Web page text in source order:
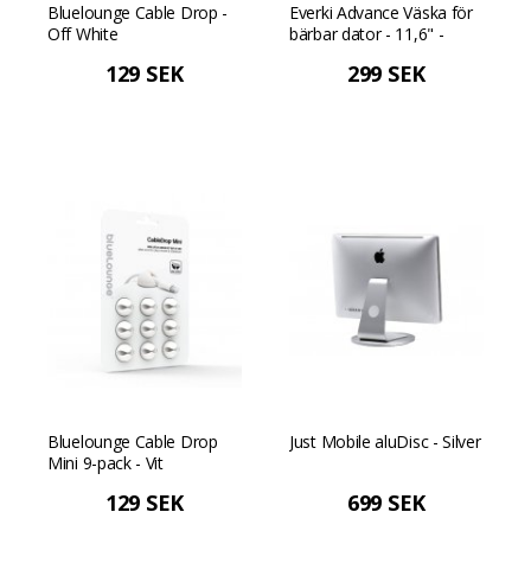
Bluelounge Cable Drop -
Off White
129 SEK
Everki Advance Väska för
bärbar dator - 11,6" -
299 SEK
Bluelounge Cable Drop
Mini 9-pack - Vit
129 SEK
Just Mobile aluDisc - Silver
699 SEK